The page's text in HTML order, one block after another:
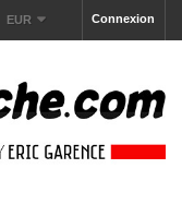
Connexion
EUR